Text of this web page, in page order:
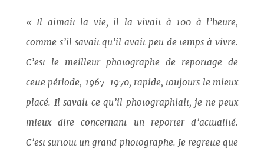
« Il aimait la vie, il la vivait à 100 à l’heure,
comme s’il savait qu’il avait peu de temps à vivre.
C’est le meilleur photographe de reportage de
cette période, 1967-1970, rapide, toujours le mieux
placé. Il savait ce qu’il photographiait, je ne peux
mieux dire concernant un reporter d’actualité.
C’est surtout un grand photographe. Je regrette que